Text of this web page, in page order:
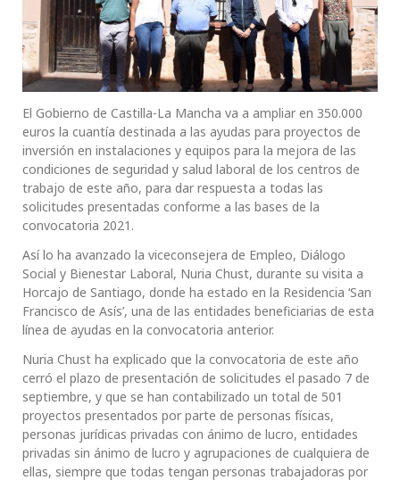
El Gobierno de Castilla-La Mancha va a ampliar en 350.000
euros la cuantía destinada a las ayudas para proyectos de
inversión en instalaciones y equipos para la mejora de las
condiciones de seguridad y salud laboral de los centros de
trabajo de este año, para dar respuesta a todas las
solicitudes presentadas conforme a las bases de la
convocatoria 2021.
Así lo ha avanzado la viceconsejera de Empleo, Diálogo
Social y Bienestar Laboral, Nuria Chust, durante su visita a
Horcajo de Santiago, donde ha estado en la Residencia ‘San
Francisco de Asís’, una de las entidades beneficiarias de esta
línea de ayudas en la convocatoria anterior.
Nuria Chust ha explicado que la convocatoria de este año
cerró el plazo de presentación de solicitudes el pasado 7 de
septiembre, y que se han contabilizado un total de 501
proyectos presentados por parte de personas físicas,
personas jurídicas privadas con ánimo de lucro, entidades
privadas sin ánimo de lucro y agrupaciones de cualquiera de
ellas, siempre que todas tengan personas trabajadoras por